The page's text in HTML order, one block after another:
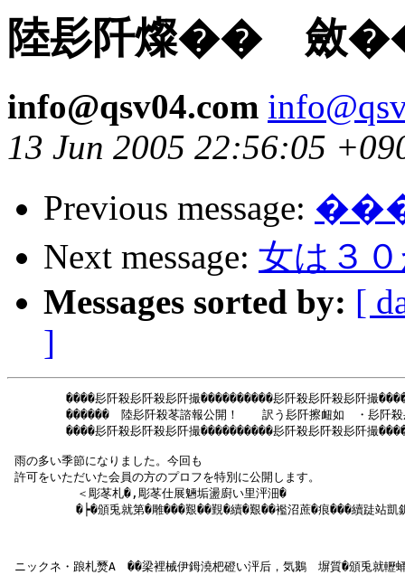
陸髟阡燦�� 斂
info@qsv04.com
13 Jun 2005 22:56:05
Previous message: ���
Next message: 女は３
Messages sorted by: [
]
����髟阡殺髟阡殺髟阡撮����������髟阡殺髟阡殺髟阡撮
������　陸髟阡殺苳諮報公開！　　訳う髟阡擦衄如　・髟阡殺
����髟阡殺髟阡殺髟阡撮����������髟阡殺髟阡殺髟阡撮
雨の多い季節になりました。今回も
許可をいただいた会員の方のプロフを特別に公開します。
     　   ＜彫苳札�,彫苳仕展魎垢盪廚い里泙沺�
　 　　　�┝�頒兎就第�雕���艱��覲�續�艱��襤沼蔗�痕���續跿站凱
ニックネ・踉札燹Аゝ��梁裡械伊鉧澆杷磴い泙后，気鵝　塀質�頒兎就